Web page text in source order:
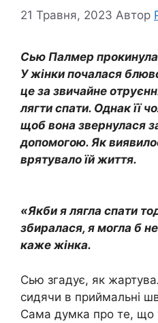
21 Травня, 2023 Автор
Сью Палмер
У жінки почалася
це за звичайне
лягти спати. Однак її
щоб вона звернулася
допомогою. Як
врятувало їй життя.
«Якби я лягла спати
збиралася, я могла б
каже жінка.
Сью згадує, як
сидячи в приймальні
Сама думка про те, що